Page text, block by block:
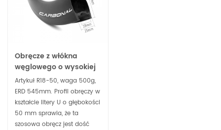
Obręcze z włókna
węglowego o wysokiej
zawartości TG, 700c
Clincher, głębokość 50
mm, kompatybilne z
oponami
bezdętkowymi
Artykuł R18-50, waga 500g,
ERD 545mm. Profil obręczy w
kształcie litery U o głębokości
50 mm sprawia, że ​​ta
szosowa obręcz jest dość